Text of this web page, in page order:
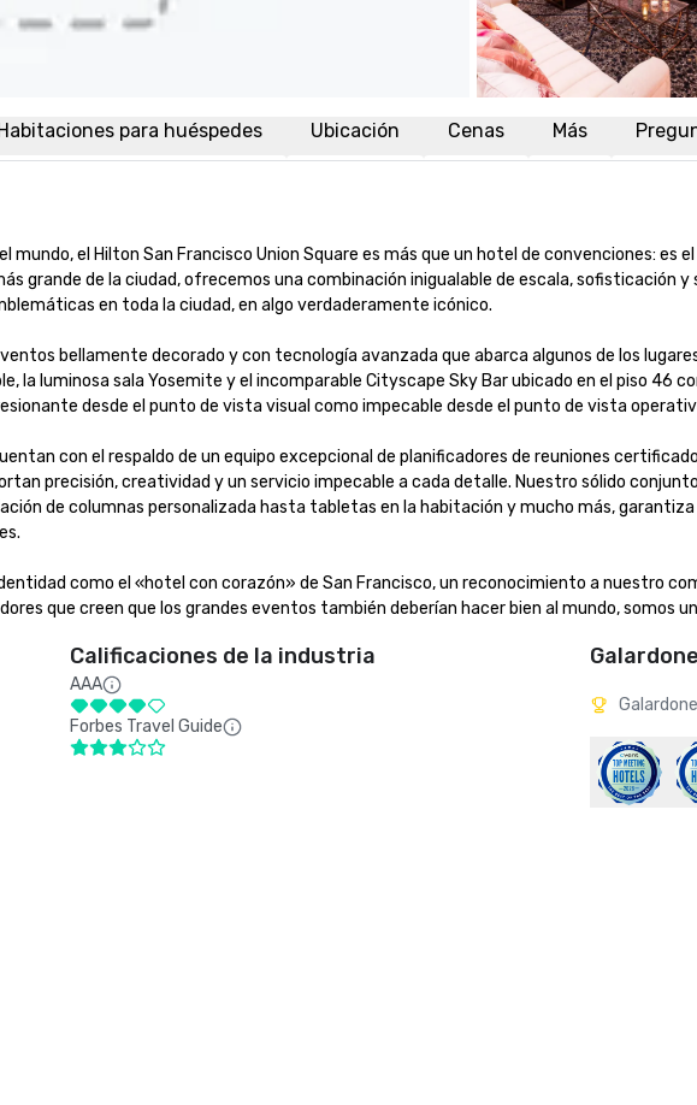
para huéspedes Ubicación Cenas Más
mundo, el Hilton San Francisco Union Square es más que un hotel de convenciones: es
grande de la ciudad, ofrecemos una combinación inigualable de escala, sofisticación
en toda la ciudad, en algo verdaderamente icónico.
bellamente decorado y con tecnología avanzada que abarca algunos de los
la luminosa sala Yosemite y el incomparable Cityscape Sky Bar ubicado en el piso 46
desde el punto de vista visual como impecable desde el punto de vista
con el respaldo de un equipo excepcional de planificadores de reuniones
precisión, creatividad y un servicio impecable a cada detalle. Nuestro sólido
de columnas personalizada hasta tabletas en la habitación y mucho más,
como el «hotel con corazón» de San Francisco, un reconocimiento a nuestro
que creen que los grandes eventos también deberían hacer bien al mundo, somos
Calificaciones de la industria
AAA
Forbes Travel Guide